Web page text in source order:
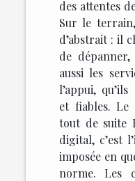
des attentes
Sur le
d’abstrait : il
de
aussi les
l’appui,
et fiables. Le
tout de suite
digital, c’est
imposée en
norme. Les